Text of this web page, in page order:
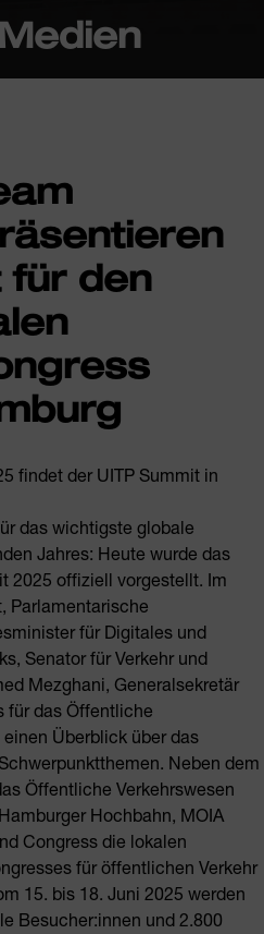
für den
findet der UITP Summit in
das wichtigste globale
Jahres: Heute wurde das
2025 offiziell vorgestellt. Im
Parlamentarische
für Digitales und
Senator für Verkehr und
Mezghani, Generalsekretär
für das Öffentliche
einen Überblick über das
Neben dem
Öffentliche Verkehrswesen
Hochbahn, MOIA
Congress die lokalen
für öffentlichen Verkehr
15. bis 18. Juni 2025 werden
Besucher:innen und 2.800